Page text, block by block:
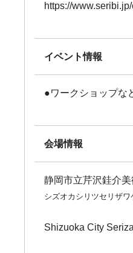
https://
イベント情報
●ワークショップな
会場情報
静岡市立芹沢銈介
シズオカシリツセリザ
Shizuoka City